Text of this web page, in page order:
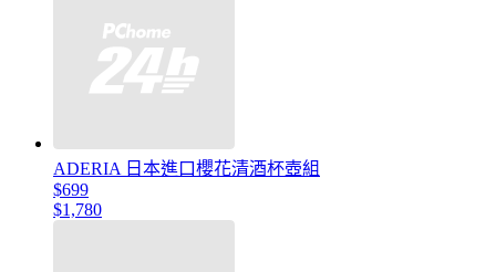
ADERIA 日本進口櫻花清酒杯壺組
$699
$1,780